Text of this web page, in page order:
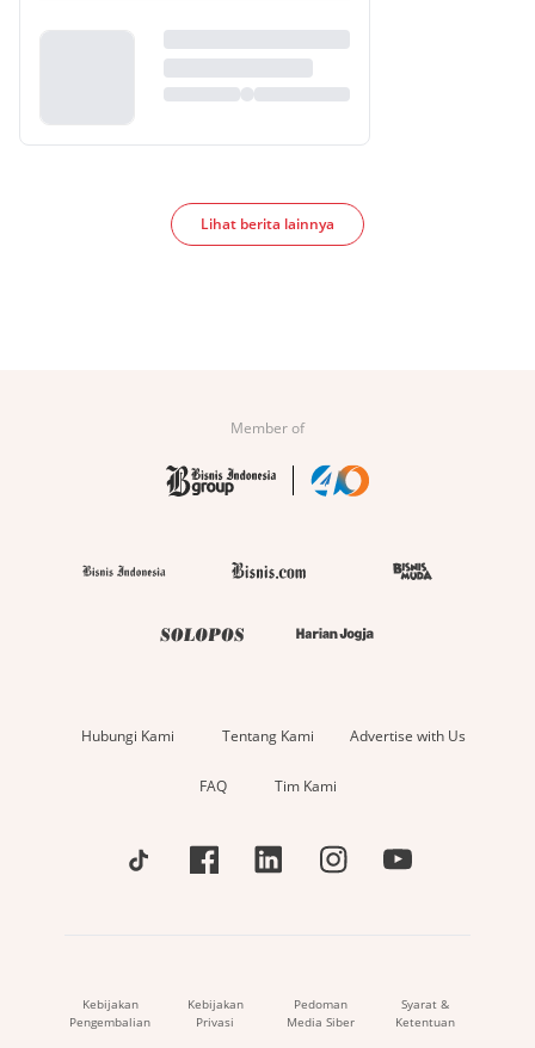
Lihat berita lainnya
Member of
Hubungi Kami Tentang Kami Advertise with Us
FAQ Tim Kami
Kebijakan
Pengembalian
Kebijakan
Privasi
Pedoman
Media Siber
Syarat &
Ketentuan